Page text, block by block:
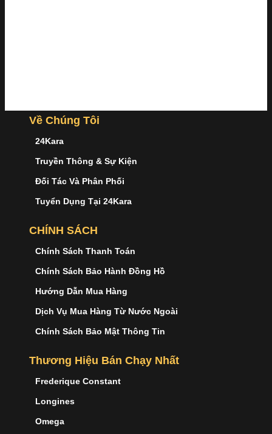
Về Chúng Tôi
24Kara
Truyền Thông & Sự Kiện
Đối Tác Và Phân Phối
Tuyển Dụng Tại 24Kara
CHÍNH SÁCH
Chính Sách Thanh Toán
Chính Sách Bảo Hành Đồng Hồ
Hướng Dẫn Mua Hàng
Dịch Vụ Mua Hàng Từ Nước Ngoài
Chính Sách Bảo Mật Thông Tin
Thương Hiệu Bán Chạy Nhất
Frederique Constant
Longines
Omega